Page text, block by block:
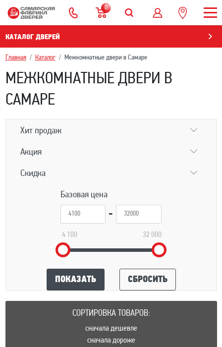
0
КАТАЛОГ ДВЕРЕЙ
Главная Каталог Межкомнатные двери в Самаре
МЕЖКОМНАТНЫЕ ДВЕРИ В
САМАРЕ
Хит продаж
Акция
Скидка
Базовая цена
4 100 32 000
ПОКАЗАТЬ СБРОСИТЬ
СОРТИРОВКА ТОВАРОВ:
сначала дешевле
сначала дороже